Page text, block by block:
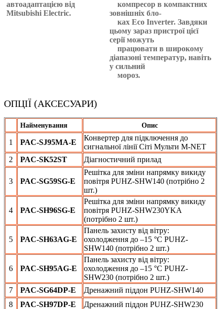
автоадаптацією від
Mitsubishi Electric.
компресор в компактних
зовнішніх бло-
ках Eco Inverter. Завдяки
цьому зараз пристрої цієї
серії можуть
працювати в широкому
діапазоні температур, навіть
у сильний
мороз.
ОПЦІЇ (АКСЕСУАРИ)
Найменування Опис
1 PAC-SJ95MA-E
Конвертер для підключення до
сигнальної лінії Сіті Мульти M-NET
2
PAC-SK52ST Діагностичний прилад
3 PAC-SG59SG-E
Решітка для зміни напрямку викиду
повітря PUHZ-SHW140 (потрібно 2
шт.)
4 PAC-SH96SG-E
Решітка для зміни напрямку викиду
повітря PUHZ-SHW230YKA
(потрібно 2 шт.)
5 PAC-SH63AG-E
Панель захисту від вітру:
охолодження до –15 °C PUHZ-
SHW140 (потрібно 2 шт.)
6 PAC-SH95AG-E
Панель захисту від вітру:
охолодження до –15 °C PUHZ-
SHW230 (потрібно 2 шт.)
7
PAC-SG64DP-E
Дренажний піддон PUHZ-SHW140
8
PAC-SH97DP-E
Дренажний піддон PUHZ-SHW230